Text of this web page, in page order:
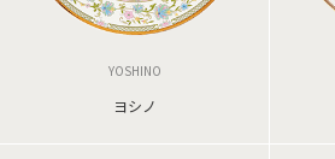
YOSHINO
ヨシノ